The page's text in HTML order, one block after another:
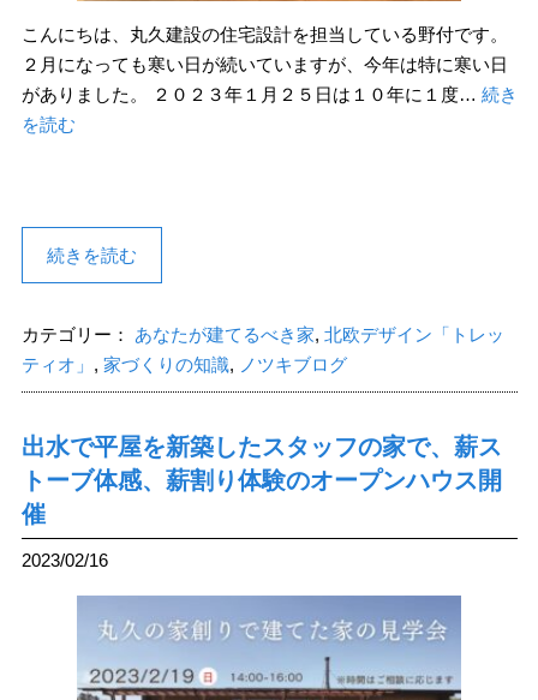
こんにちは、丸久建設の住宅設計を担当している野付です。
２月になっても寒い日が続いていますが、今年は特に寒い日
がありました。 ２０２３年１月２５日は１０年に１度… 続き
を読む
続きを読む
カテゴリー： あなたが建てるべき家, 北欧デザイン「トレッ
ティオ」 , 家づくりの知識, ノツキブログ
出水で平屋を新築したスタッフの家で、薪ス
トーブ体感、薪割り体験のオープンハウス開
催
2023/02/16